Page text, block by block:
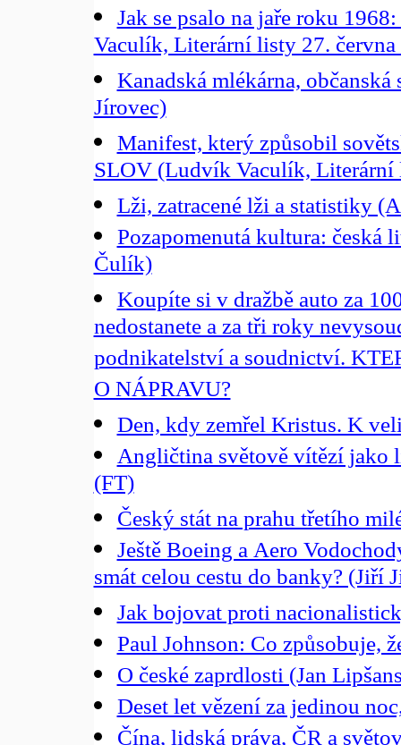
Jak se psalo na jaře roku
Vaculík, Literární listy 27.
Kanadská mlékárna,
Jírovec)
Manifest, který způsobil
SLOV (Ludvík Vaculík, Literární
Lži, zatracené lži a statistiky
Pozapomenutá kultura: česká
Čulík)
Koupíte si v dražbě auto za
nedostanete a za tři roky
podnikatelství a soudnictví.
O NÁPRAVU?
Den, kdy zemřel Kristus. K
Angličtina světově vítězí jako
(FT)
Český stát na prahu třetího
Ještě Boeing a Aero
smát celou cestu do banky? (Jiří
Jak bojovat proti
Paul Johnson: Co způsobuje,
O české zaprdlosti (Jan
Deset let vězení za jedinou
Čína, lidská práva, ČR a